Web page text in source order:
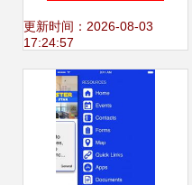
公司图片_高清图
更新时间：2026-08-03
17:24:57